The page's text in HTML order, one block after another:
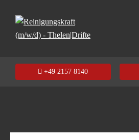
+49 2157 8140